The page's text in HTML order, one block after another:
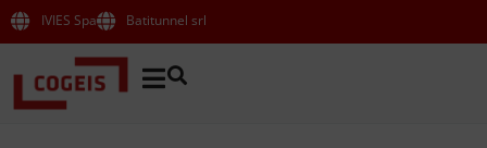
IVIES Spa Batitunnel srl